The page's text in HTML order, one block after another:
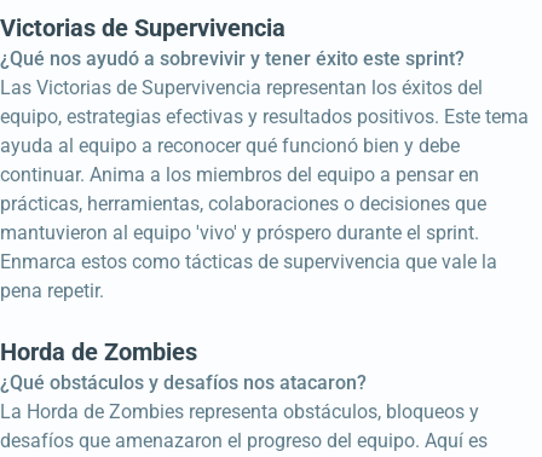
Victorias de Supervivencia
¿Qué nos ayudó a sobrevivir y tener éxito este sprint?
Las Victorias de Supervivencia representan los éxitos del
equipo, estrategias efectivas y resultados positivos. Este tema
ayuda al equipo a reconocer qué funcionó bien y debe
continuar. Anima a los miembros del equipo a pensar en
prácticas, herramientas, colaboraciones o decisiones que
mantuvieron al equipo 'vivo' y próspero durante el sprint.
Enmarca estos como tácticas de supervivencia que vale la
pena repetir.
Horda de Zombies
¿Qué obstáculos y desafíos nos atacaron?
La Horda de Zombies representa obstáculos, bloqueos y
desafíos que amenazaron el progreso del equipo. Aquí es